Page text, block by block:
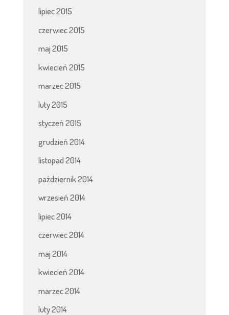
lipiec 2015
czerwiec 2015
maj 2015
kwiecień 2015
marzec 2015
luty 2015
styczeń 2015
grudzień 2014
listopad 2014
październik 2014
wrzesień 2014
lipiec 2014
czerwiec 2014
maj 2014
kwiecień 2014
marzec 2014
luty 2014